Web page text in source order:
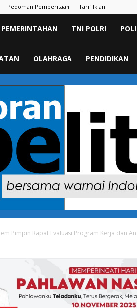
Pedoman Pemberitaan Tarif Iklan
PEMERINTAHAN TNI POLRI
OLAHRAGA PENDIDIKAN
Pimpin Rapat Evaluasi Program Kerja dan